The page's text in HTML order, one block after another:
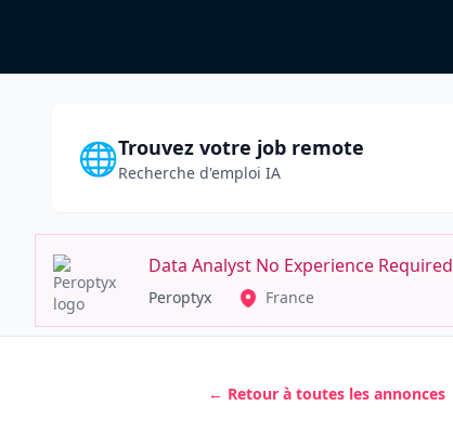
🌐Trouvez votre job remote
Recherche d'emploi IA
Data Analyst No Experience Required
Peroptyx France
← Retour à toutes les annonces